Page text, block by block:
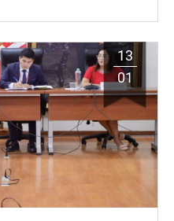
13
01